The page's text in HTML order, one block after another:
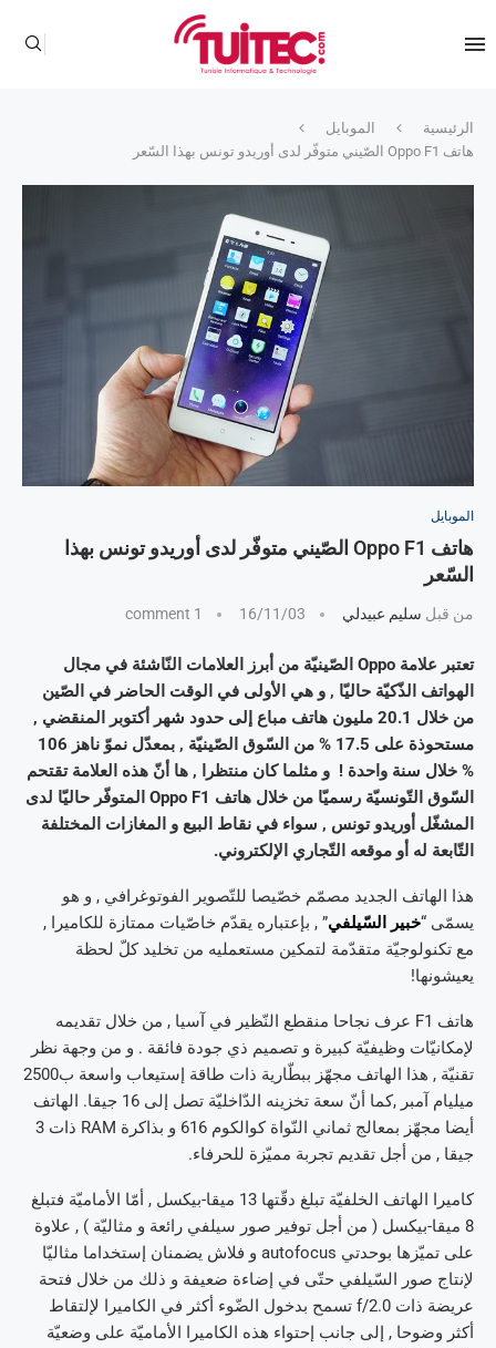
الرئيسية
الموبايل
هاتف Oppo F1 الصّيني متوفّر لدى أوريدو تونس بهذا السّعر
الموبايل
هاتف Oppo F1 الصّيني متوفّر لدى أوريدو تونس بهذا
السّعر
من قبل سليم عبيدلي 16/11/03
1 comment
تعتبر علامة Oppo الصّينيّة من أبرز العلامات النّاشئة في مجال
الهواتف الذّكيّة حاليّا , و هي الأولى في الوقت الحاضر في الصّين
من خلال 20.1 مليون هاتف مباع إلى حدود شهر أكتوبر المنقضي ,
مستحوذة على 17.5 % من السّوق الصّينيّة , بمعدّل نموّ ناهز 106
% خلال سنة واحدة ! و مثلما كان منتظرا , ها أنّ هذه العلامة تقتحم
السّوق التّونسيّة رسميّا من خلال هاتف Oppo F1 المتوفّر حاليّا لدى
المشغّل أوريدو تونس , سواء في نقاط البيع و المغازات المختلفة
التّابعة له أو موقعه التّجاري الإلكتروني.
هذا الهاتف الجديد مصمّم خصّيصا للتّصوير الفوتوغرافي , و هو
يسمّى “خبير السّيلفي” , بإعتباره يقدّم خاصّيات ممتازة للكاميرا ,
مع تكنولوجيّة متقدّمة لتمكين مستعمليه من تخليد كلّ لحظة
يعيشونها!
هاتف F1 عرف نجاحا منقطع النّظير في آسيا , من خلال تقديمه
لإمكانيّات وظيفيّة كبيرة و تصميم ذي جودة فائقة . و من وجهة نظر
تقنيّة , هذا الهاتف مجهّز ببطّارية ذات طاقة إستيعاب واسعة ب2500
ميليام آمبر ,كما أنّ سعة تخزينه الدّاخليّة تصل إلى 16 جيقا. الهاتف
أيضا مجهّز بمعالج ثماني النّواة كوالكوم 616 و بذاكرة RAM ذات 3
جيقا , من أجل تقديم تجربة مميّزة للحرفاء.
كاميرا الهاتف الخلفيّة تبلغ دقّتها 13 ميقا-بيكسل , أمّا الأماميّة فتبلغ
8 ميقا-بيكسل ( من أجل توفير صور سيلفي رائعة و مثاليّة ) , علاوة
على تميّزها بوحدتي autofocus و فلاش يضمنان إستخداما مثاليّا
لإنتاج صور السّيلفي حتّى في إضاءة ضعيفة و ذلك من خلال فتحة
عريضة ذات f/2.0 تسمح بدخول الضّوء أكثر في الكاميرا لإلتقاط
أكثر وضوحا , إلى جانب إحتواء هذه الكاميرا الأماميّة على وضعيّة